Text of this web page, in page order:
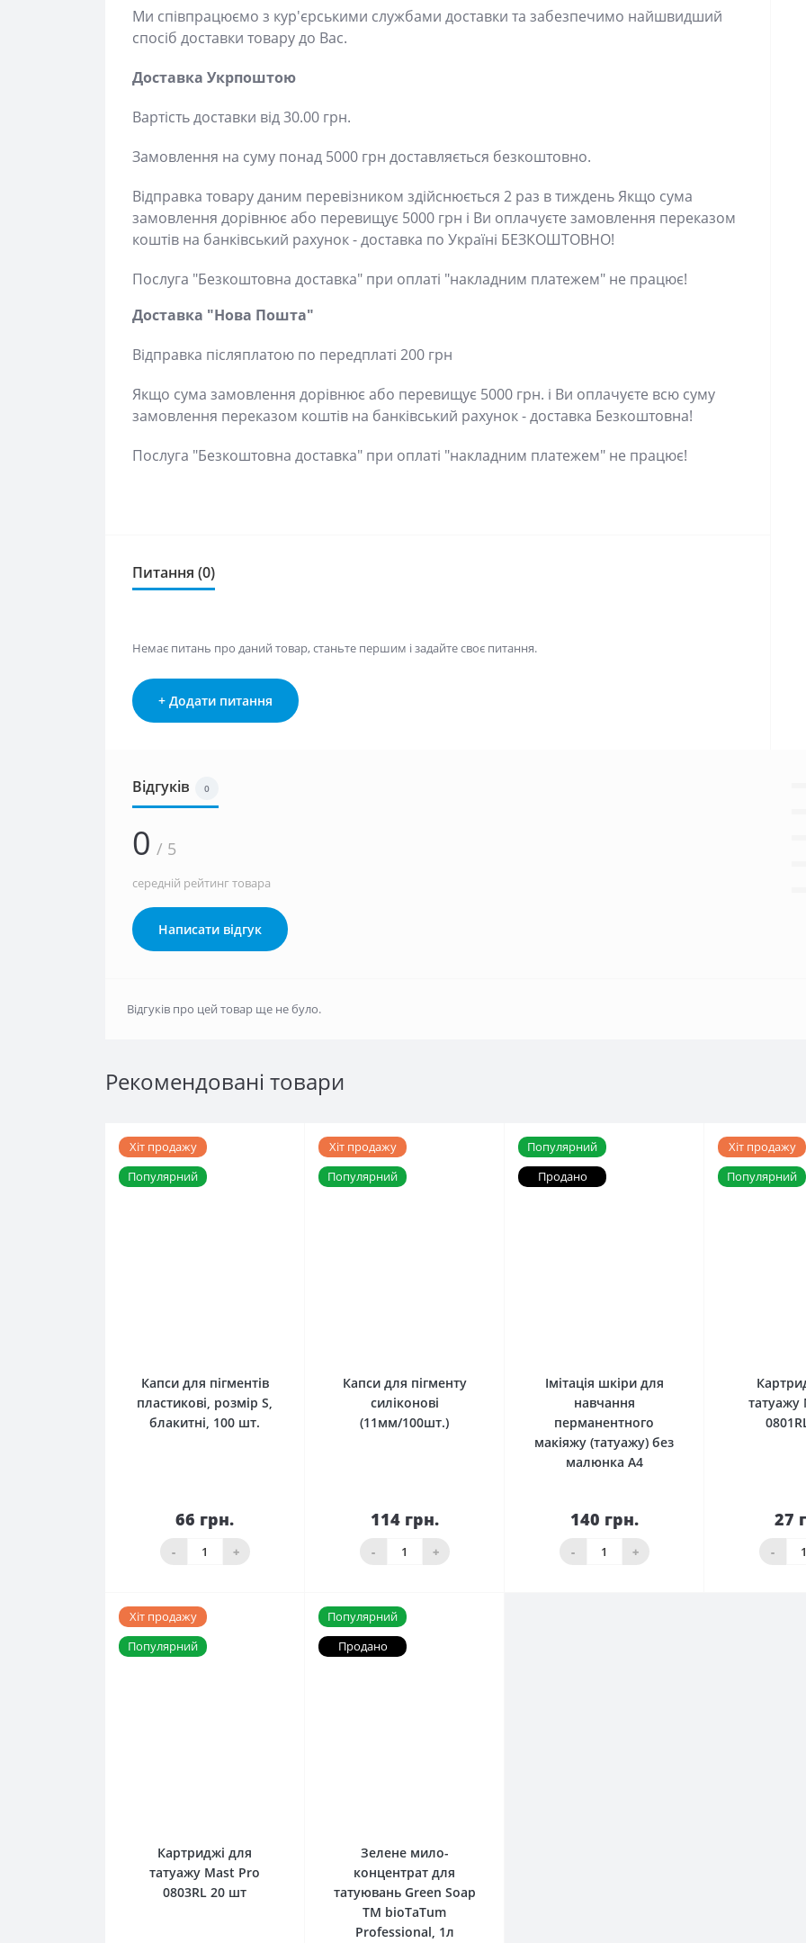
Ми співпрацюємо з кур'єрськими службами доставки та забезпечимо найшвидший спосіб
доставки товару до Вас.
Доставка Укрпоштою
Вартість доставки від 30.00 грн.
Замовлення на суму понад 5000 грн доставляється безкоштовно.
Відправка товару даним перевізником здійснюється 2 раз в тиждень Якщо сума
замовлення дорівнює або перевищує 5000 грн і Ви оплачуєте замовлення переказом
коштів на банківський рахунок - доставка по Україні БЕЗКОШТОВНО!
Послуга "Безкоштовна доставка" при оплаті "накладним платежем" не працює!
Доставка "Нова Пошта"
Відправка післяплатою по передплаті 200 грн
Якщо сума замовлення дорівнює або перевищує 5000 грн. і Ви оплачуєте всю суму
замовлення переказом коштів на банківський рахунок - доставка Безкоштовна!
Послуга "Безкоштовна доставка" при оплаті "накладним платежем" не працює!
Питання (0)
Немає питань про даний товар, станьте першим і задайте своє питання.
+ Додати питання
Відгуків 0
0 / 5
середній рейтинг товара
Написати відгук
Відгуків про цей товар ще не було.
Рекомендовані товари
Хіт продажу
Популярний
Капcи для пігментів
пластикові, розмір S,
блакитні, 100 шт.
66 грн.
- +
Хіт продажу
Популярний
Капси для пігменту
силіконові
(11мм/100шт.)
114 грн.
- +
Популярний
Продано
Імітація шкіри для
навчання
перманентного
макіяжу (татуажу) без
малюнка А4
140 грн.
- +
Хіт продажу
Популярний
татуажу
27
-
Хіт продажу
Популярний
Картриджі для
татуажу Mast Pro
0803RL 20 шт
Популярний
Продано
Зелене мило-
концентрат для
татуювань Green Soap
ТМ bioTaTum
Professional, 1л